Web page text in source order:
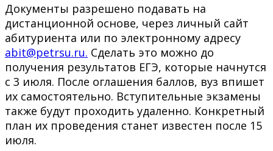
Документы разрешено подавать на
дистанционной основе, через личный сайт
абитуриента или по электронному адресу
abit@petrsu.ru. Сделать это можно до
получения результатов ЕГЭ, которые начнутся
с 3 июля. После оглашения баллов, вуз впишет
их самостоятельно. Вступительные экзамены
также будут проходить удаленно. Конкретный
план их проведения станет известен после 15
июля.